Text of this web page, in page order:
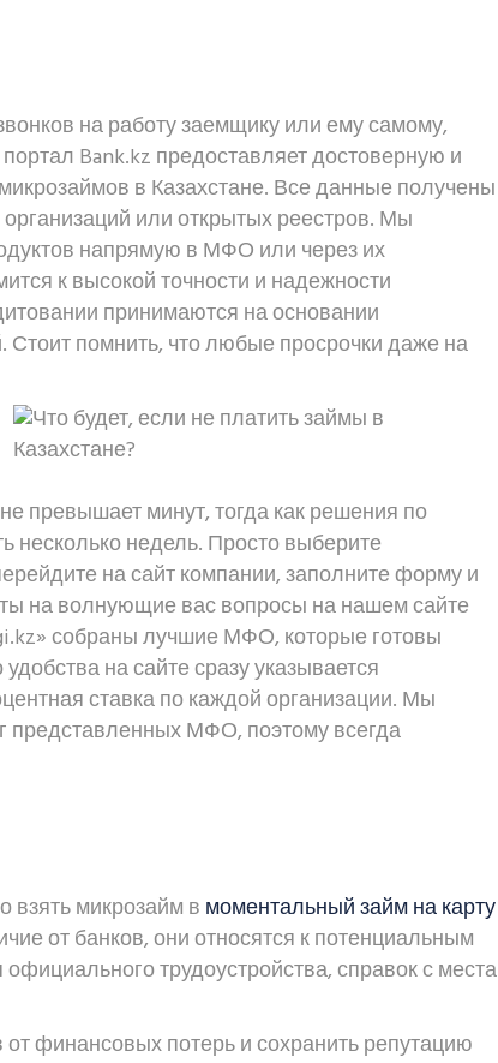
на работу заемщику или ему самому,
Bank.kz предоставляет достоверную и
в Казахстане. Все данные получены
или открытых реестров. Мы
напрямую в МФО или через их
к высокой точности и надежности
принимаются на основании
помнить, что любые просрочки даже на
превышает минут, тогда как решения по
несколько недель. Просто выберите
на сайт компании, заполните форму и
на волнующие вас вопросы на нашем сайте
собраны лучшие МФО, которые готовы
на сайте сразу указывается
ставка по каждой организации. Мы
представленных МФО, поэтому всегда
взять микрозайм в моментальный займ на карту
от банков, они относятся к потенциальным
трудоустройства, справок с места
финансовых потерь и сохранить репутацию